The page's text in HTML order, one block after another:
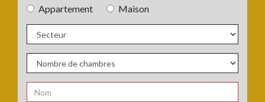
Appartement
Maison
Type
de
bien
Secteur
Nombre
de